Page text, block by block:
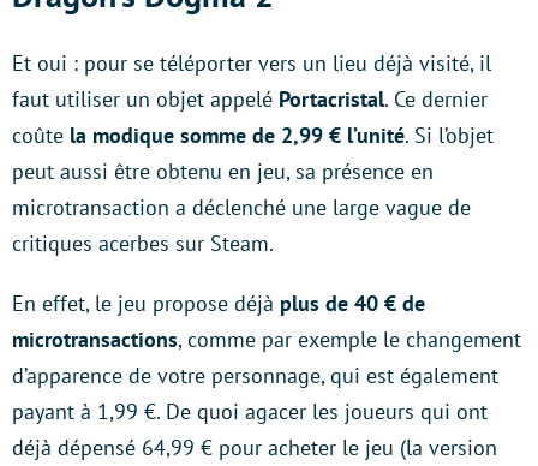
Et oui : pour se téléporter vers un lieu déjà visité, il
faut utiliser un objet appelé Portacristal. Ce dernier
coûte la modique somme de 2,99 € l’unité. Si l’objet
peut aussi être obtenu en jeu, sa présence en
microtransaction a déclenché une large vague de
critiques acerbes sur Steam.
En effet, le jeu propose déjà plus de 40 € de
microtransactions, comme par exemple le changement
d’apparence de votre personnage, qui est également
payant à 1,99 €. De quoi agacer les joueurs qui ont
déjà dépensé 64,99 € pour acheter le jeu (la version